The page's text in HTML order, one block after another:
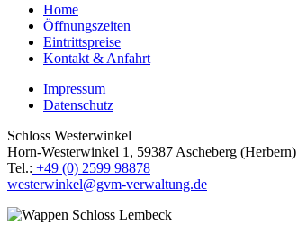
Home
Öffnungszeiten
Eintrittspreise
Kontakt & Anfahrt
Impressum
Datenschutz
Schloss Westerwinkel
Horn-Westerwinkel 1, 59387 Ascheberg (Herbern)
Tel.: +49 (0) 2599 98878
westerwinkel@gvm-verwaltung.de